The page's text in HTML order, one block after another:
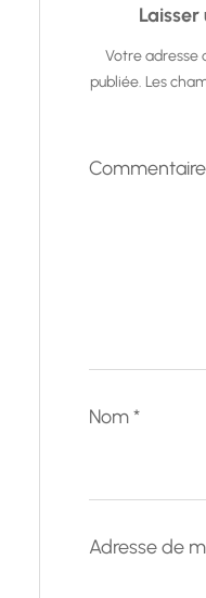
Votre adresse
publiée. Les
Commentaire
Nom*
Adresse de